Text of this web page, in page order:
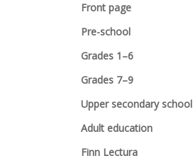
Front page
Pre-school
Grades 1–6
Grades 7–9
Upper secondary school
Adult education
Finn Lectura